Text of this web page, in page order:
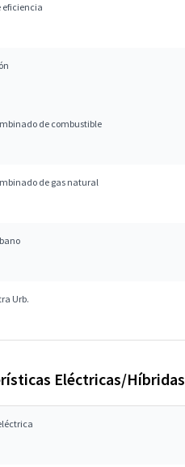
eficiencia
de combustible
de gas natural
Urb.
Eléctricas/Híbridas